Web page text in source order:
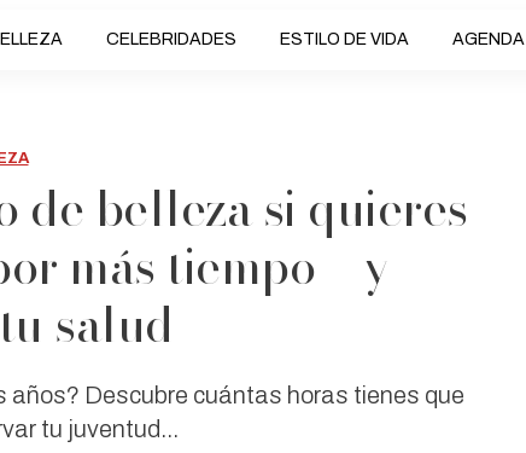
CELEBRIDADES ESTILO DE VIDA AGENDA
de belleza si quieres
más tiempo —y
salud—
Descubre cuántas horas tienes que
tu juventud...